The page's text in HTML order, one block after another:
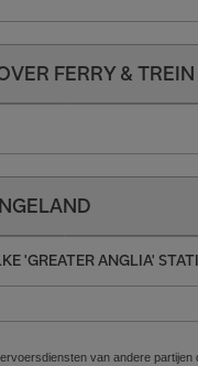
FERRY & TREIN
'GREATER ANGLIA'
van andere partijen